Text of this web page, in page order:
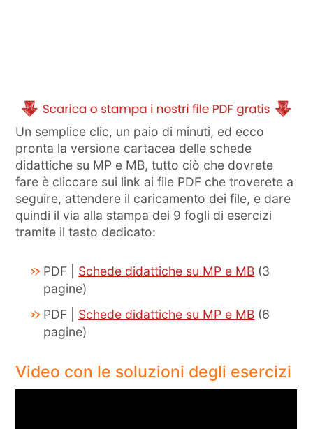
Un semplice clic, un paio di minuti, ed ecco
pronta la versione cartacea delle schede
didattiche su MP e MB, tutto ciò che dovrete
fare è cliccare sui link ai file PDF che troverete a
seguire, attendere il caricamento dei file, e dare
quindi il via alla stampa dei 9 fogli di esercizi
tramite il tasto dedicato:
PDF | Schede didattiche su MP e MB (3
pagine)
PDF | Schede didattiche su MP e MB (6
pagine)
Video con le soluzioni degli esercizi